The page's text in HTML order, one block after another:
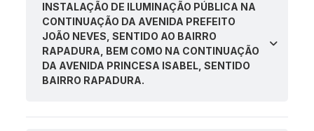
INSTALAÇÃO DE ILUMINAÇÃO PÚBLICA NA
CONTINUAÇÃO DA AVENIDA PREFEITO
JOÃO NEVES, SENTIDO AO BAIRRO
RAPADURA, BEM COMO NA CONTINUAÇÃO
DA AVENIDA PRINCESA ISABEL, SENTIDO
BAIRRO RAPADURA.